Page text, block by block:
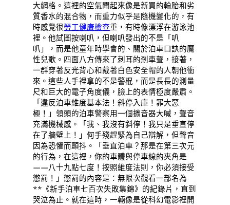
大網格。這裡的空氣聞起來像是新買的輪胎和劣
質香水的混合物，而重力似乎是隨機變化的，有
時感覺很勞工健康檢查重，有時像漂浮在游泳池
裡。他試圖按喇叭，但喇叭發出的不是「叭
叭」，而是他童年時學會的、關於泊車口訣的魔
性兒歌。四面八方傳來了刺耳的剎車聲，接著，
一群穿著反光背心和戴著白色安全帽的人朝他衝
來。這些人手裡拿的不是警棍，而是長長的測量
尺和巨大的電子角度儀，臉上的表情極度嚴肅。
「違反泊車維度基本法！斜停入庫！罪大惡
極！」領頭的泊車警察用一個擴音器大喊，聲音
充滿機械感。「我、我沒有斜停！我只是垂直停
在了牆壁上！」何手殘趕緊為自己辯解，但聲音
因為恐懼而顫抖。「垂直泊車？那是在第三次元
的行為，在這裡，你的車體與停車線的夾角是
——八十九點七度！按照維度法則，你必須接受
懲罰！」懲罰的內容是：無限次觀看一部名為
**《新手泊車七百次失敗集錦》的紀錄片，直到
哭泣為止。就在這時，一輛像是從科幻電影裡開